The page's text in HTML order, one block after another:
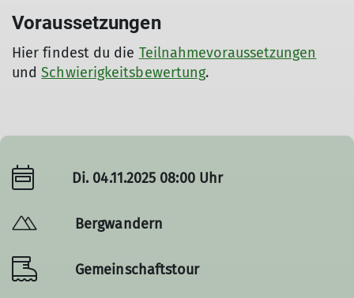
Voraussetzungen
Hier findest du die Teilnahmevoraussetzungen
undSchwierigkeitsbewertung.
Di. 04.11.2025 08:00 Uhr
Bergwandern
Gemeinschaftstour